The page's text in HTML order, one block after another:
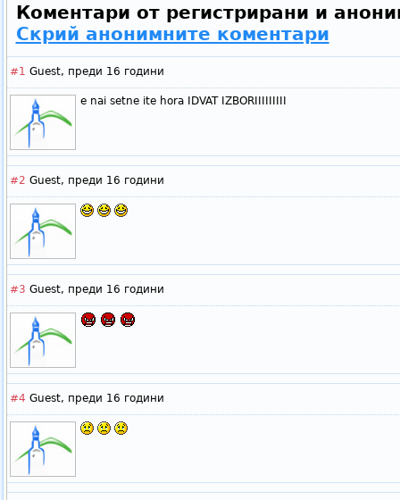
Коментари от регистрирани и
Скрий анонимните коментари
#1 Guest, преди 16 години
e nai setne ite hora IDVAT IZBORIIIIIIIII
#2 Guest, преди 16 години
#3 Guest, преди 16 години
#4 Guest, преди 16 години